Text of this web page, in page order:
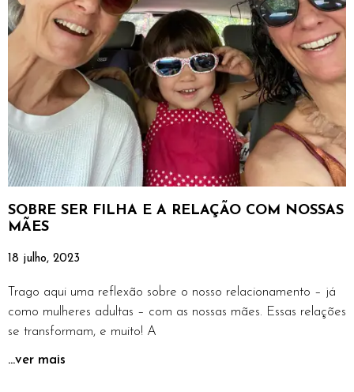
SOBRE SER FILHA E A RELAÇÃO COM NOSSAS
MÃES
18 julho, 2023
Trago aqui uma reflexão sobre o nosso relacionamento – já
como mulheres adultas – com as nossas mães. Essas relações
se transformam, e muito! A
...ver mais